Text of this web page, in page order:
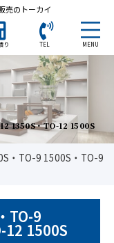
売のトーカイ
り TEL MENU
1350S・TO-12 1500S
・TO-9 1500S・TO-9
TO-9
12 1500S